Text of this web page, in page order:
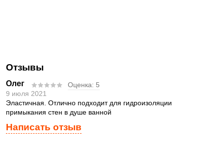
Написать отзыв
Отзывы
Олег Оценка: 5
9 июля 2021
Эластичная. Отлично подходит для гидроизоляции
примыкания стен в душе ванной